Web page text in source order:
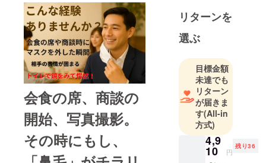
会食の席、商談の
開始、写真撮影。
その時にもし、
いた製品を
ご紹介して
います。
日々の暮ら
しを、豊か
にしたり皆
さまを笑顔
にする、そ
んな出会い
をお届けで
きれば幸い
リターンを
選ぶ
目標金額
未達でも
リターン
が届きま
す(All-in
方式)
4,9
10 円
残り36